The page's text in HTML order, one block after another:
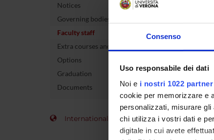
Consenso
Uso responsabile dei dati
Noi e i nostri 1022 partner
cookie per memorizzare e
personalizzati, misurare
chi utilizza i vostri dati e
digitale in cui avete
Notices
Governing bodies
Faculty staff
Extra courses and activities
Options
Graduation
Documents
International Students